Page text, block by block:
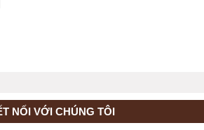
NỐI VỚI CHÚNG TÔI